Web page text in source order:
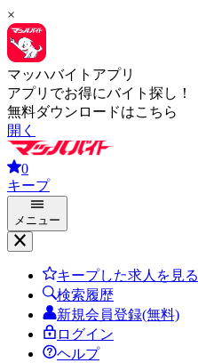
×
マッハバイトアプリ
アプリでお得にバイト探し！
無料ダウンロードはこちら
開く
0
キープ
メニュー
キープした求人を見る
検索履歴
新規会員登録(無料)
ログイン
ヘルプ